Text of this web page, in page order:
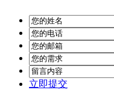
立即提交